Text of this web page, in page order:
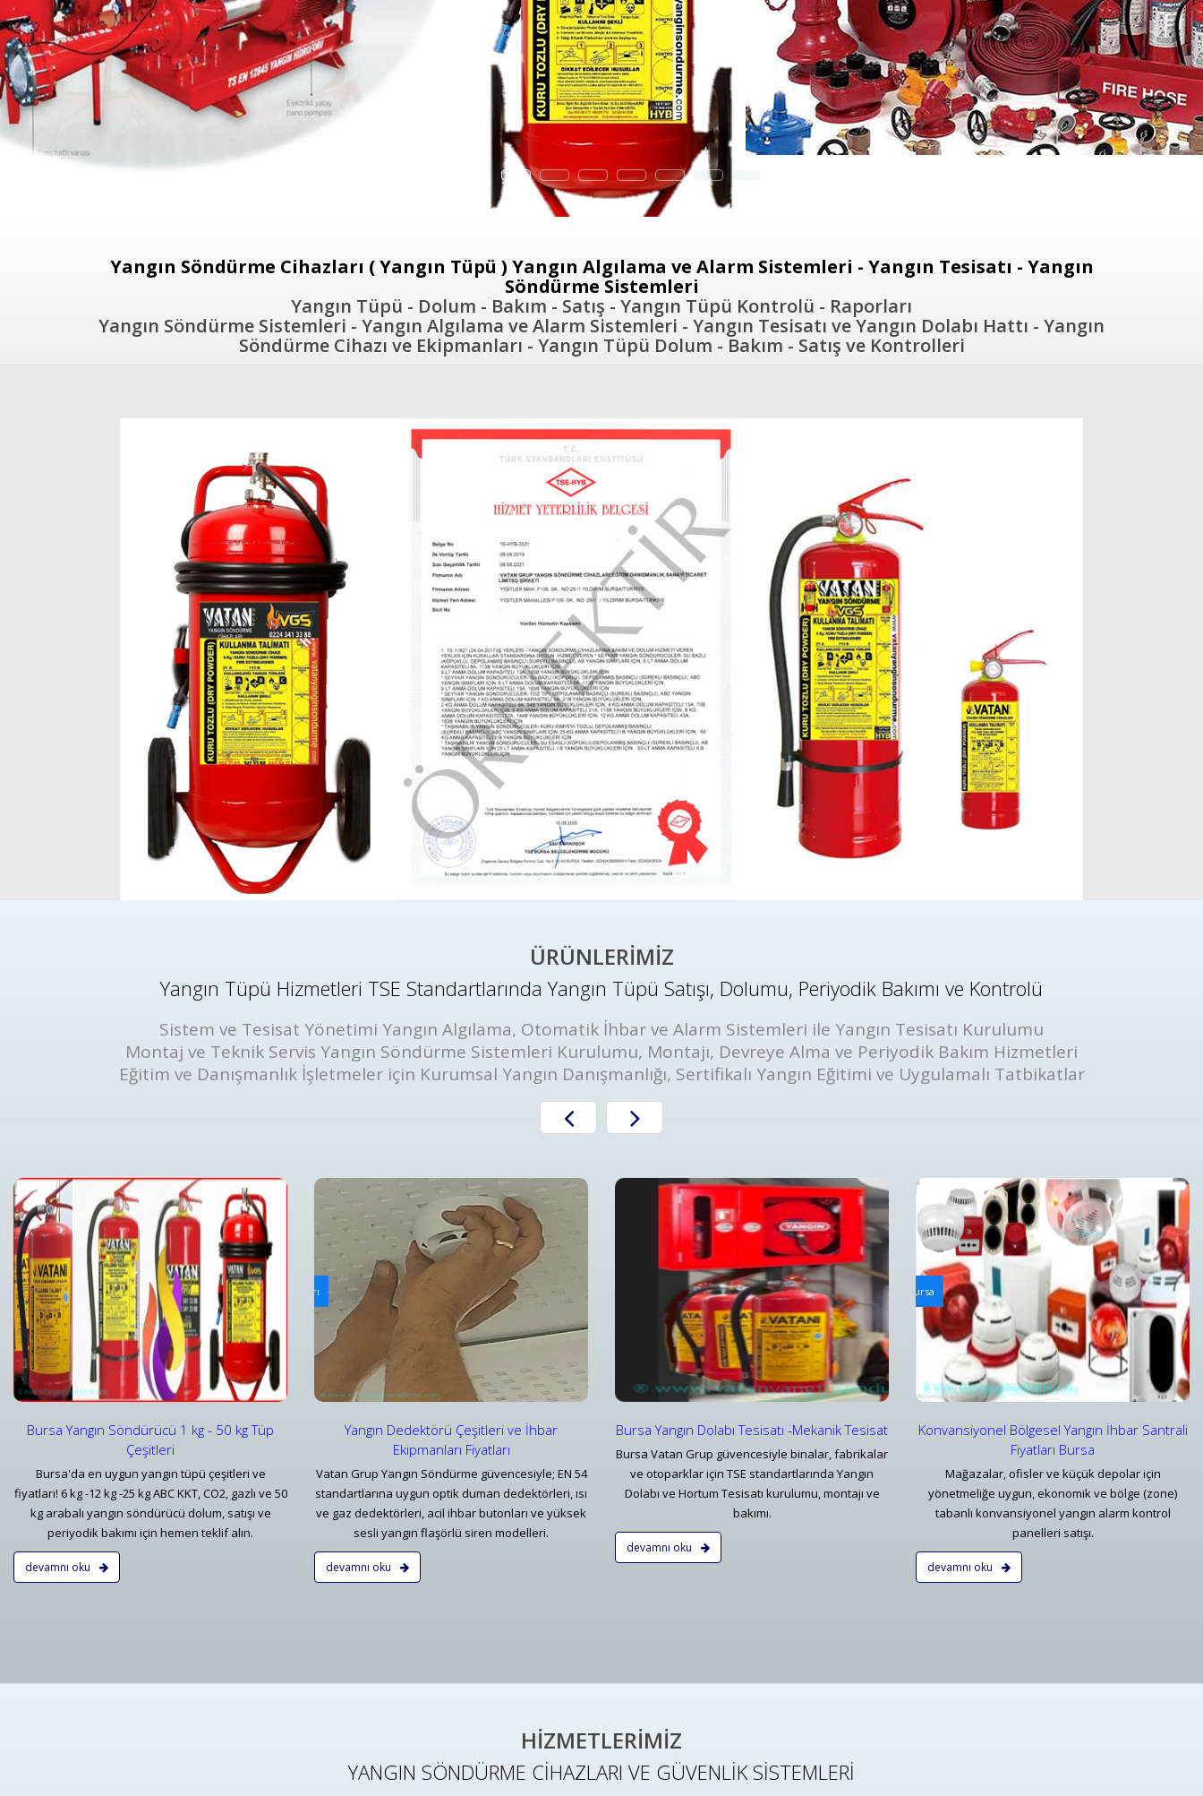
Yangın Söndürme Cihazları ( Yangın Tüpü ) Yangın Algılama ve Alarm Sistemleri - Yangın Tesisatı - Yangın
Söndürme Sistemleri
Yangın Tüpü - Dolum - Bakım - Satış - Yangın Tüpü Kontrolü - Raporları
Yangın Söndürme Sistemleri - Yangın Algılama ve Alarm Sistemleri - Yangın Tesisatı ve Yangın Dolabı Hattı - Yangın
Söndürme Cihazı ve Ekipmanları - Yangın Tüpü Dolum - Bakım - Satış ve Kontrolleri
ÜRÜNLERİMİZ
Yangın Tüpü Hizmetleri TSE Standartlarında Yangın Tüpü Satışı, Dolumu, Periyodik Bakımı ve Kontrolü
Sistem ve Tesisat Yönetimi Yangın Algılama, Otomatik İhbar ve Alarm Sistemleri ile Yangın Tesisatı Kurulumu
Montaj ve Teknik Servis Yangın Söndürme Sistemleri Kurulumu, Montajı, Devreye Alma ve Periyodik Bakım Hizmetleri
Eğitim ve Danışmanlık İşletmeler için Kurumsal Yangın Danışmanlığı, Sertifikalı Yangın Eğitimi ve Uygulamalı Tatbikatlar
Bursa Yangın Söndürücü 1 kg - 50 kg Tüp
Çeşitleri
Bursa'da en uygun yangın tüpü çeşitleri ve
fiyatları! 6 kg -12 kg -25 kg ABC KKT, CO2, gazlı ve 50
kg arabalı yangın söndürücü dolum, satışı ve
periyodik bakımı için hemen teklif alın.
devamnı oku
Yangın Dedektörleri & Sensörleri (Duman, Isı, Gaz)
Yangın Dedektörü Çeşitleri ve İhbar Ekipmanları Fiyatları
Detaylar
Yangın Dedektörü Çeşitleri ve İhbar
Ekipmanları Fiyatları
Vatan Grup Yangın Söndürme güvencesiyle; EN 54
standartlarına uygun optik duman dedektörleri, ısı
ve gaz dedektörleri, acil ihbar butonları ve yüksek
sesli yangın flaşörlü siren modelleri.
devamnı oku
Yangın Dolabı ve Hortum Tesisatı
Bursa Yangın Dolabı Tesisatı -Mekanik Tesisat
Detaylar
Bursa Yangın Dolabı Tesisatı -Mekanik Tesisat
Bursa Vatan Grup güvencesiyle binalar, fabrikalar
ve otoparklar için TSE standartlarında Yangın
Dolabı ve Hortum Tesisatı kurulumu, montajı ve
bakımı.
devamnı oku
Yangın Alarm & Kontrol Panelleri
Konvansiyonel Bölgesel Yangın İhbar Santrali Fiyatları Bursa
Detaylar
Konvansiyonel Bölgesel Yangın İhbar Santrali
Fiyatları Bursa
Mağazalar, ofisler ve küçük depolar için
yönetmeliğe uygun, ekonomik ve bölge (zone)
tabanlı konvansiyonel yangın alarm kontrol
panelleri satışı.
devamnı oku
Arabalı Yangın Hortum Makaraları
Tekerlekli Mobil Yangın Hortumu Makaraları ve
Detaylar
HİZMETLERİMİZ
YANGIN SÖNDÜRME CİHAZLARI VE GÜVENLİK SİSTEMLERİ